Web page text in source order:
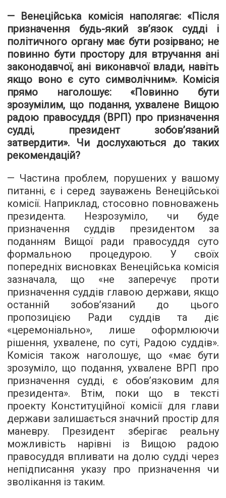
— Венеційська комісія наполягає: «Після
призначення будь-який зв’язок судді і
політичного органу має бути розірвано; не
повинно бути простору для втручання ані
законодавчої, ані виконавчої влади, навіть
якщо воно є суто символічним». Комісія
прямо наголошує: «Повинно бути
зрозумілим, що подання, ухвалене Вищою
радою правосуддя (ВРП) про призначення
судді, президент зобов’язаний
затвердити». Чи дослухаються до таких
рекомендацій?
— Частина проблем, порушених у вашому
питанні, є і серед зауважень Венеційської
комісії. Наприклад, стосовно повноважень
президента. Незрозуміло, чи буде
призначення суддів президентом за
поданням Вищої ради правосуддя суто
формальною процедурою. У своїх
попередніх висновках Венеційська комісія
зазначала, що «не заперечує проти
призначення суддів главою держави, якщо
останній зобов’язаний до цього
пропозицією Ради суддів та діє
«церемоніально», лише оформлюючи
рішення, ухвалене, по суті, Радою суддів».
Комісія також наголошує, що «має бути
зрозуміло, що подання, ухвалене ВРП про
призначення судді, є обов’язковим для
президента». Втім, поки що в тексті
проекту Конституційної комісії для глави
держави залишається значний простір для
маневру. Президент зберігає реальну
можливість нарівні із Вищою радою
правосуддя впливати на долю судді через
непідписання указу про призначення чи
зволікання із таким.